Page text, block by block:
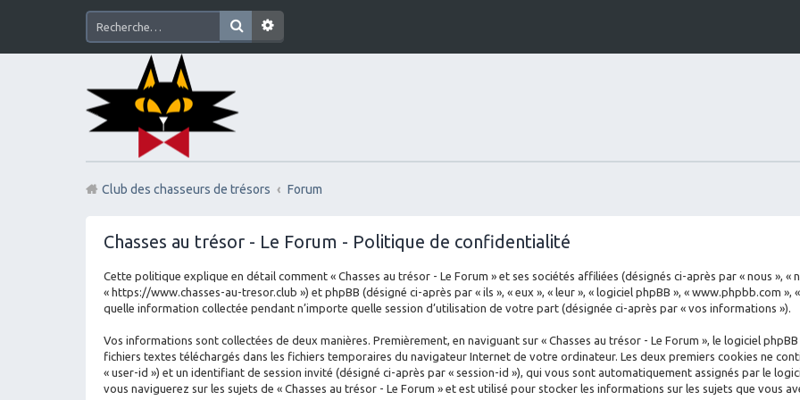
Club des chasseurs de trésors Forum
Chasses au trésor - Le Forum - Politique de confidentialité
Cette politique explique en détail comment « Chasses au trésor - Le Forum » et ses sociétés affiliées (désignés ci-après par « nous », «
« https://www.chasses-au-tresor.club ») et phpBB (désigné ci-après par « ils », « eux », « leur », « logiciel phpBB », « www.phpbb.com »,
quelle information collectée pendant n’importe quelle session d’utilisation de votre part (désignée ci-après par « vos informations »).
Vos informations sont collectées de deux manières. Premièrement, en naviguant sur « Chasses au trésor - Le Forum », le logiciel
fichiers textes téléchargés dans les fichiers temporaires du navigateur Internet de votre ordinateur. Les deux premiers cookies ne
« user-id ») et un identifiant de session invité (désigné ci-après par « session-id »), qui vous sont automatiquement assignés par le
vous naviguerez sur les sujets de « Chasses au trésor - Le Forum » et est utilisé pour stocker les informations sur les sujets que vous